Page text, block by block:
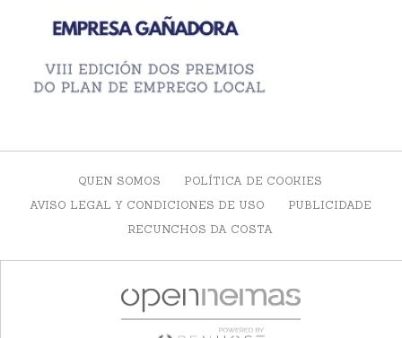
QUEN SOMOS
POLÍTICA DE COOKIES
AVISO LEGAL Y CONDICIONES DE USO
PUBLICIDADE
RECUNCHOS DA COSTA